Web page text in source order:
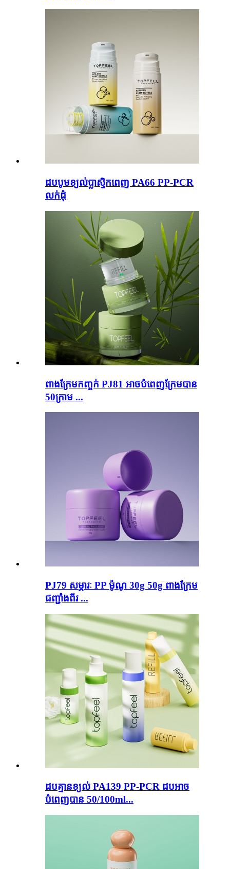
ដបបូមខ្យល់ប្លាស្ទិកពេញ PA66 PP-PCR
លក់ដុំ
ពាងក្រែមកញ្ចក់ PJ81 អាចបំពេញក្រែមបាន
50ក្រាម ...
PJ79 សម្ភារៈ PP ម៉ូណូ 30g 50g ពាងក្រែម
ជញ្ជាំងពីរ ...
ដបគ្មានខ្យល់ PA139 PP-PCR ដបអាច
បំពេញបាន 50/100ml...